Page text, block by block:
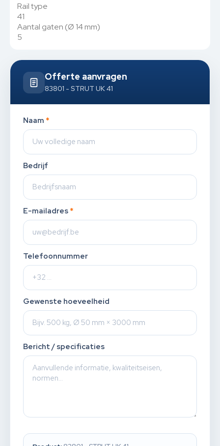
Rail type
41
Aantal gaten (Ø 14 mm)
5
Offerte aanvragen
83801 - STRUT UK 41
Naam *
Bedrijf
E-mailadres *
Telefoonnummer
Gewenste hoeveelheid
Bericht / specificaties